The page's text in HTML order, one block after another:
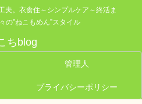
夫。衣食住～シンプルケア～終活ま
の”ねこもめん”スタイル
ちblog
管理人
プライバシーポリシー